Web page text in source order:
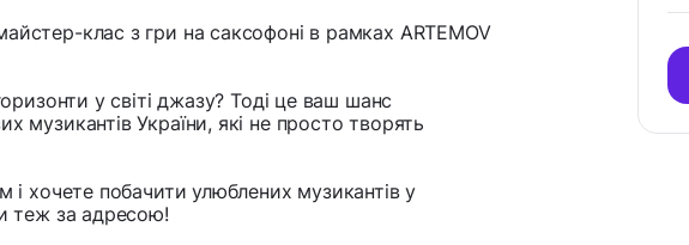
клас з гри на саксофоні в рамках ARTEMOV
у світі джазу? Тоді це ваш шанс
музикантів України, які не просто творять
і хочете побачити улюблених музикантів у
теж за адресою!